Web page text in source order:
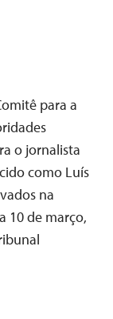
para a
o jornalista
como Luís
na
10 de março,